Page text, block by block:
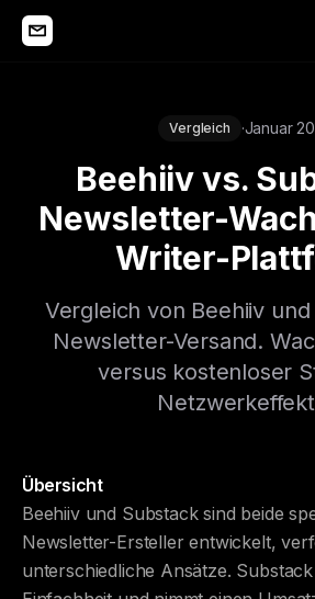
Vergleich ·Januar
Beehiiv vs.
Newsletter-
Writer-
Vergleich von Beehiiv
Newsletter-Versand.
versus kostenloser
Übersicht
Beehiiv und Substack sind beide
Newsletter-Ersteller entwickelt,
unterschiedliche Ansätze.